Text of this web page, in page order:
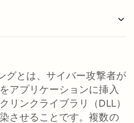
グとは、サイバー攻撃者が
アプリケーションに挿入
リンクライブラリ（DLL）
させることです。複数の